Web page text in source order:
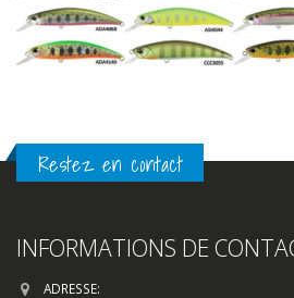
Restez en contact
INFORMATIONS DE
ADRESSE: